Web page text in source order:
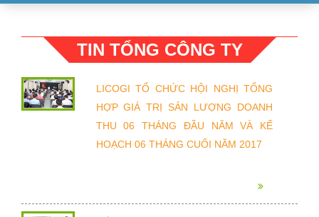
TIN TỔNG CÔNG TY
LICOGI TỔ CHỨC HỘI NGHỊ TỔNG
HỢP GIÁ TRỊ SẢN LƯỢNG DOANH
THU 06 THÁNG ĐẦU NĂM VÀ KẾ
HOẠCH 06 THÁNG CUỐI NĂM 2017